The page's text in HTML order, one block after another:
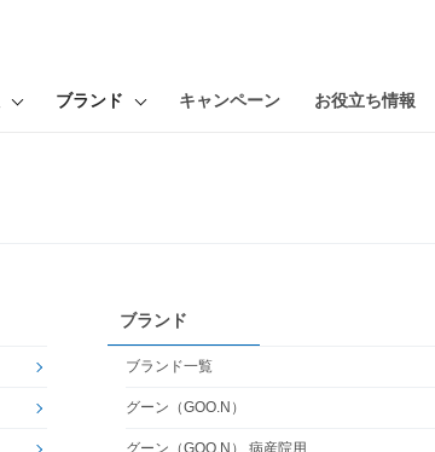
ブランド キャンペーン お役立ち情報
ブランド
ブランド一覧
グーン（GOO.N）
グーン（GOO.N） 病産院用